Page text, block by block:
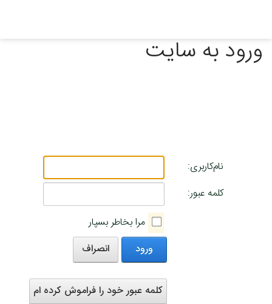
ورود به سایت
نام‌کاربری:
کلمه عبور:
مرا بخاطر بسپار
ورود
انصراف
کلمه عبور خود را فراموش کرده ام